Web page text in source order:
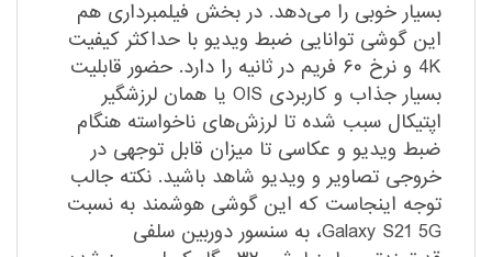
بسیار خوبی را می‌دهد. در بخش فیلمبرداری هم
این گوشی توانایی ضبط ویدیو با حداکثر کیفیت
4K و نرخ ۶۰ فریم در ثانیه را دارد. حضور قابلیت
بسیار جذاب و کاربردی OIS یا همان لرزشگیر
اپتیکال سبب شده تا لرزش‌های ناخواسته هنگام
ضبط ویدیو و عکاسی تا میزان قابل توجهی در
خروجی تصاویر و ویدیو شاهد باشید. نکته جالب
توجه اینجاست که این گوشی هوشمند به نسبت
Galaxy S21 5G، به سنسور دوربین سلفی